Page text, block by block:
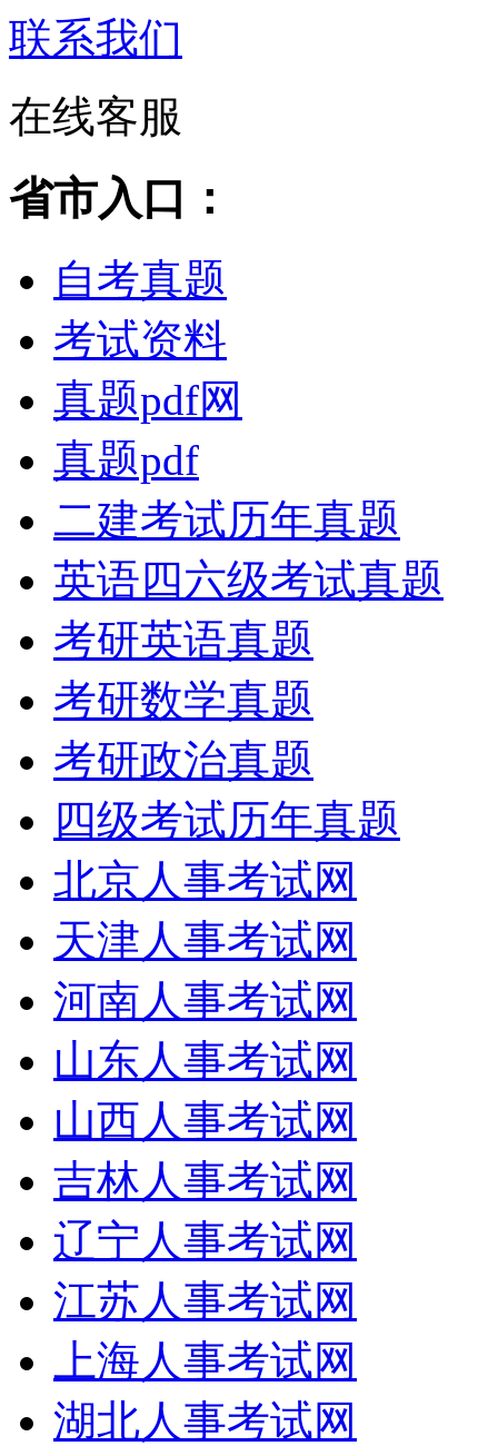
联系我们
在线客服
省市入口：
自考真题
考试资料
真题pdf网
真题pdf
二建考试历年真题
英语四六级考试真题
考研英语真题
考研数学真题
考研政治真题
四级考试历年真题
北京人事考试网
天津人事考试网
河南人事考试网
山东人事考试网
山西人事考试网
吉林人事考试网
辽宁人事考试网
江苏人事考试网
上海人事考试网
湖北人事考试网